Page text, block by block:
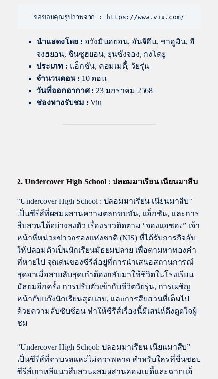
ขอขอบคุณรูปภาพจาก : https://www.viu.com/
นำแสดงโดย : ฮวังมินฮยอน, ฮันจีอึน, ชาอูมิน, อี
จงฮยอน, ชินซูฮยอน, ยุนซังจอง, กงโดยู
ประเภท : แอ็กชัน, คอมเมดี้, วัยรุ่น
จำนวนตอน : 10 ตอน
วันที่ออกอากาศ : 23 มกราคม 2568
ช่องทางรับชม : Viu
2. Undercover High School : ปลอมมาเรียน เนียนมาสืบ
“Undercover High School : ปลอมมาเรียน เนียนมาสืบ”
เป็นซีรีส์ที่ผสมผสานความตลกขบขัน, แอ็กชัน, และการ
สืบสวนได้อย่างลงตัว เรื่องราวติดตาม “จองแฮซอง” เจ้า
หน้าที่หน่วยข่าวกรองแห่งชาติ (NIS) ที่ได้รับภารกิจลับ
ให้ปลอมตัวเป็นนักเรียนมัธยมปลาย เพื่อตามหาทองคำ
ที่หายไป จุดเด่นของซีรีส์อยู่ที่การนำเสนอสถานการณ์
สุดฮาเมื่อสายลับสุดเก๋าต้องกลับมาใช้ชีวิตในโรงเรียน
มัธยมอีกครั้ง การปรับตัวเข้ากับชีวิตวัยรุ่น, การเผชิญ
หน้ากับแก๊งนักเรียนสุดแสบ, และการสืบสวนที่เต็มไป
ด้วยความลับซับซ้อน ทำให้ซีรีส์เรื่องนี้มีเสน่ห์ดึงดูดใจผู้
ชม
“Undercover High School: ปลอมมาเรียน เนียนมาสืบ”
เป็นซีรีส์ที่ครบรสและไม่ควรพลาด สำหรับใครที่ชื่นชอบ
ซีรีส์เกาหลีแนวสืบสวนผสมผสานคอมเมดี้และฉากแอ็